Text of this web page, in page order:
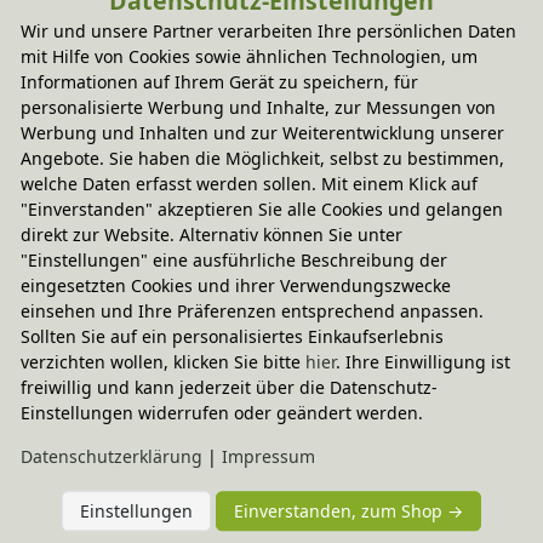
Elternerfahrungen
4.88 / 5
Bewertungssterne
5
von
4
von
3
von
2
von
1
von
Wir und unsere Partner verarbeiten Ihre persönlichen Daten
mit Hilfe von Cookies sowie ähnlichen Technologien, um
Informationen auf Ihrem Gerät zu speichern, für
personalisierte Werbung und Inhalte, zur Messungen von
Werbung und Inhalten und zur Weiterentwicklung unserer
Angebote. Sie haben die Möglichkeit, selbst zu bestimmen,
welche Daten erfasst werden sollen. Mit einem Klick auf
"Einverstanden" akzeptieren Sie alle Cookies und gelangen
direkt zur Website. Alternativ können Sie unter
"Einstellungen" eine ausführliche Beschreibung der
eingesetzten Cookies und ihrer Verwendungszwecke
einsehen und Ihre Präferenzen entsprechend anpassen.
Sollten Sie auf ein personalisiertes Einkaufserlebnis
verzichten wollen, klicken Sie bitte hier. Ihre Einwilligung ist
freiwillig und kann jederzeit über die Datenschutz-
Einstellungen widerrufen oder geändert werden.
Daten­schutz­erklärung | Impressum
Einstellungen Einverstanden, zum Shop →